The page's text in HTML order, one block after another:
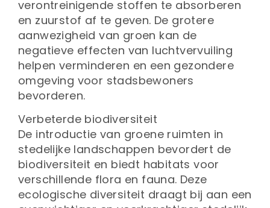
verontreinigende stoffen te absorberen
en zuurstof af te geven. De grotere
aanwezigheid van groen kan de
negatieve effecten van luchtvervuiling
helpen verminderen en een gezondere
omgeving voor stadsbewoners
bevorderen.
Verbeterde biodiversiteit
De introductie van groene ruimten in
stedelijke landschappen bevordert de
biodiversiteit en biedt habitats voor
verschillende flora en fauna. Deze
ecologische diversiteit draagt bij aan een